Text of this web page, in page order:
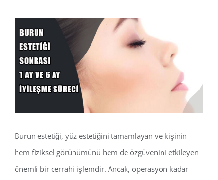
View
Larger
Image
Burun estetiği, yüz estetiğini tamamlayan ve kişinin
hem fiziksel görünümünü hem de özgüvenini etkileyen
önemli bir cerrahi işlemdir. Ancak, operasyon kadar